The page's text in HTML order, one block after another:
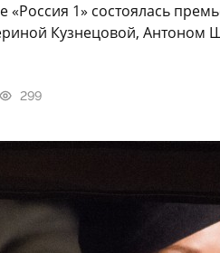
«Россия 1» состоялась
Кузнецовой,
299